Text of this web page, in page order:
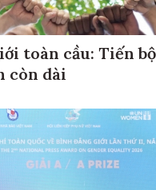
toàn cầu: Tiến
còn dài